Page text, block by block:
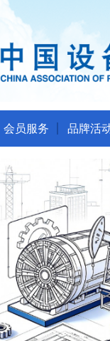
会员服务 品牌活